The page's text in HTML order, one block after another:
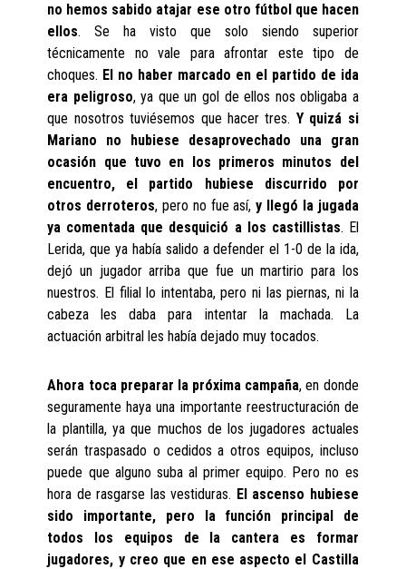
no hemos sabido atajar ese otro fútbol que hacen
ellos. Se ha visto que solo siendo superior
técnicamente no vale para afrontar este tipo de
choques. El no haber marcado en el partido de ida
era peligroso, ya que un gol de ellos nos obligaba a
que nosotros tuviésemos que hacer tres. Y quizá si
Mariano no hubiese desaprovechado una gran
ocasión que tuvo en los primeros minutos del
encuentro, el partido hubiese discurrido por
otros derroteros, pero no fue así,y llegó la jugada
ya comentada que desquició a los castillistas. El
Lerida, que ya había salido a defender el 1-0 de la ida,
dejó un jugador arriba que fue un martirio para los
nuestros. El filial lo intentaba, pero ni las piernas, ni la
cabeza les daba para intentar la machada. La
actuación arbitral les había dejado muy tocados.
Ahora toca preparar la próxima campaña, en donde
seguramente haya una importante reestructuración de
la plantilla, ya que muchos de los jugadores actuales
serán traspasado o cedidos a otros equipos, incluso
puede que alguno suba al primer equipo. Pero no es
hora de rasgarse las vestiduras. El ascenso hubiese
sido importante, pero la función principal de
todos los equipos de la cantera es formar
jugadores, y creo que en ese aspecto el Castilla